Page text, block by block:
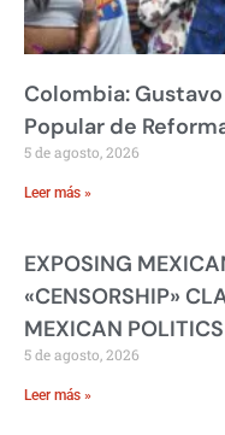
Colombia:
Popular de
5 de agosto, 2026
Leer más »
EXPOSING
«CENSORSHIP»
MEXICAN
5 de agosto, 2026
Leer más »